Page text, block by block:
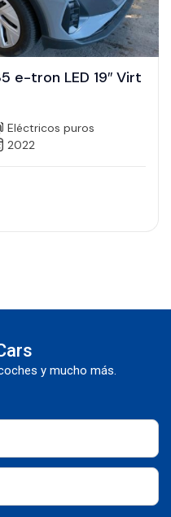
e-tron LED 19″ Virt
Eléctricos puros
2022
y mucho más.